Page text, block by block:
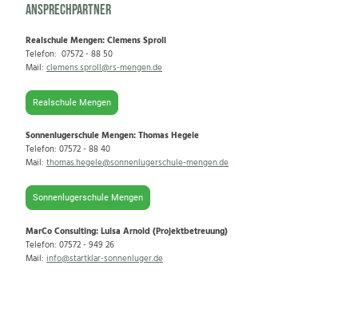
Ansprechpartner
Realschule Mengen: Clemens Sproll
Telefon: 07572 - 88 50
Mail: clemens.sproll@rs-mengen.de
Realschule Mengen
Sonnenlugerschule Mengen: Thomas Hegele
Telefon: 07572 - 88 40
Mail: thomas.hegele@sonnenlugerschule-mengen.de
Sonnenlugerschule Mengen
MarCo Consulting: Luisa Arnold (Projektbetreuung)
Telefon: 07572 - 949 26
Mail: info@startklar-sonnenluger.de